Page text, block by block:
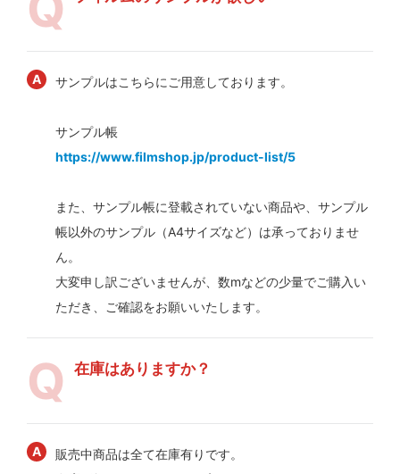
サンプルはこちらにご用意しております。
サンプル帳
https://www.filmshop.jp/product-list/5
また、サンプル帳に登載されていない商品や、サンプル
帳以外のサンプル（A4サイズなど）は承っておりませ
ん。
大変申し訳ございませんが、数mなどの少量でご購入い
ただき、ご確認をお願いいたします。
在庫はありますか？
販売中商品は全て在庫有りです。